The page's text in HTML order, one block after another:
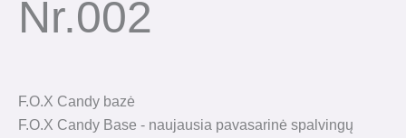
Nr.002
F.O.X Candy bazė
F.O.X Candy Base - naujausia pavasarinė spalvingų